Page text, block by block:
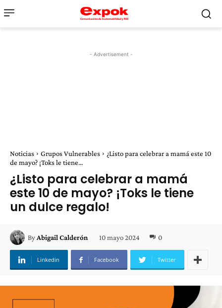
- Advertisement -
Noticias Grupos Vulnerables
¿Listo para celebrar a mamá este 10
de mayo? ¡Toks le tiene...
¿Listo para celebrar a mamá
este 10 de mayo? ¡Toks le tiene
un dulce regalo!
By Abigail Calderón 10 mayo 2024 0
Linkedin Facebook Twitter